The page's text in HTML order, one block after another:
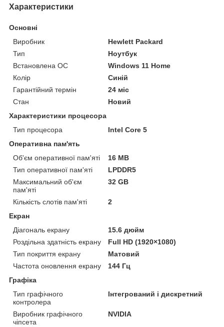
Характеристики
Основні
Виробник
Hewlett Packard
Тип
Ноутбук
Встановлена ОС
Windows 11 Home
Колір
Синій
Гарантійний термін
24 міс
Стан
Новий
Характеристики процесора
Тип процесора
Intel Core 5
Оперативна пам'ять
Об'єм оперативної пам'яті
16 MB
Тип оперативної пам'яті
LPDDR5
Максимальний об'єм
пам'яті
32 GB
Кількість слотів пам'яті
2
Екран
Діагональ екрану
15.6 дюйм
Роздільна здатність екрану
Full HD (1920×1080)
Тип покриття екрану
Матовий
Частота оновлення екрану
144 Гц
Графіка
Тип графічного
контролера
Інтегрований і дискретний
Виробник графічного
чіпсета
NVIDIA